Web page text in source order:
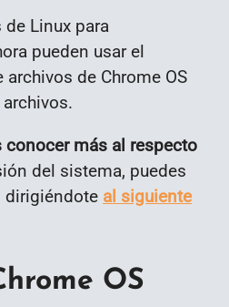
Linux para
pueden usar el
de Chrome OS
conocer más al respecto
del sistema, puedes
dirigiéndote al siguiente
OS